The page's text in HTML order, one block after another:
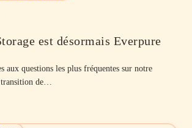
est désormais Everpure
aux questions les plus fréquentes sur notre
transition de…